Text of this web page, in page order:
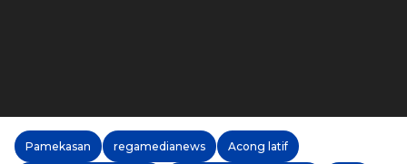
Pamekasan regamedianews Acong latif